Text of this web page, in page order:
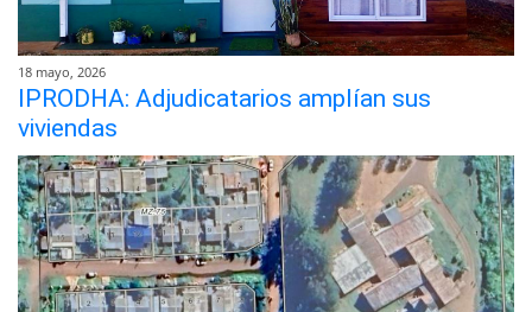
18 mayo, 2026
IPRODHA: Adjudicatarios amplían sus
viviendas